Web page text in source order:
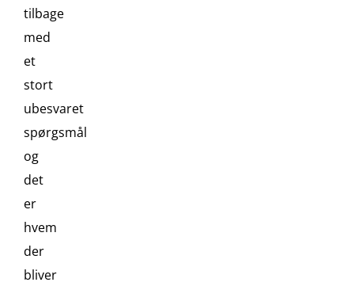
tilbage
med
et
stort
ubesvaret
spørgsmål
og
det
er
hvem
der
bliver